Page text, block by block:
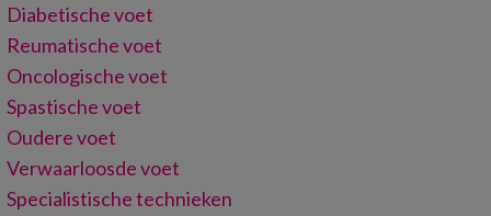
Diabetische voet
Reumatische voet
Oncologische voet
Spastische voet
Oudere voet
Verwaarloosde voet
Specialistische technieken